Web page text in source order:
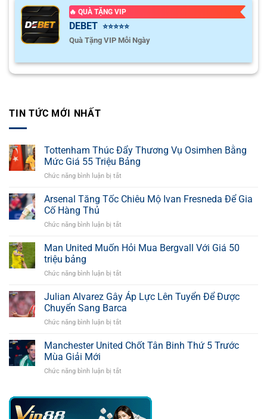
🔥 QUÀ TẶNG VIP
DEBET ⭐⭐⭐⭐⭐
Quà Tặng VIP Mỗi Ngày
TIN TỨC MỚI NHẤT
Tottenham Thúc Đẩy Thương Vụ Osimhen Bằng
Mức Giá 55 Triệu Bảng
Chức năng bình luận bị tắt
Thúc
Bằng
Bảng
Arsenal Tăng Tốc Chiêu Mộ Ivan Fresneda Để Gia
Cố Hàng Thủ
Chức năng bình luận bị tắt
Tăng
Fresneda
Để
Thủ
Man United Muốn Hỏi Mua Bergvall Với Giá 50
triệu bảng
Chức năng bình luận bị tắt
United
Muốn
Hỏi
Với
Julian Alvarez Gây Áp Lực Lên Tuyển Để Được
Chuyển Sang Barca
Chức năng bình luận bị tắt
Alvarez
Được
Manchester United Chốt Tân Binh Thứ 5 Trước
Mùa Giải Mới
Chức năng bình luận bị tắt
Tân